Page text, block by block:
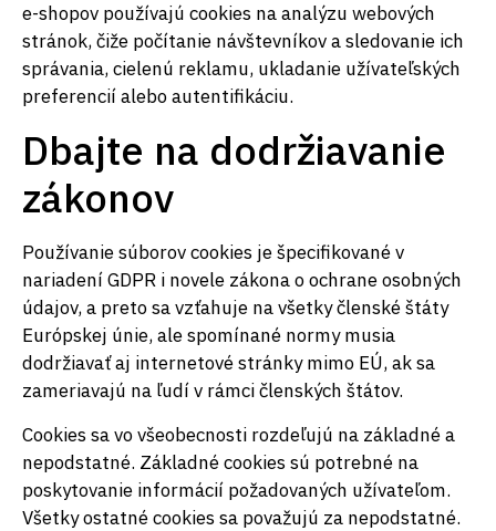
e-shopov používajú cookies na analýzu webových
stránok, čiže počítanie návštevníkov a sledovanie ich
správania, cielenú reklamu, ukladanie užívateľských
preferencií alebo autentifikáciu.
Dbajte na dodržiavanie
zákonov
Používanie súborov cookies je špecifikované v
nariadení GDPR i novele zákona o ochrane osobných
údajov, a preto sa vzťahuje na všetky členské štáty
Európskej únie, ale spomínané normy musia
dodržiavať aj internetové stránky mimo EÚ, ak sa
zameriavajú na ľudí v rámci členských štátov.
Cookies sa vo všeobecnosti rozdeľujú na základné a
nepodstatné. Základné cookies sú potrebné na
poskytovanie informácií požadovaných užívateľom.
Všetky ostatné cookies sa považujú za nepodstatné.